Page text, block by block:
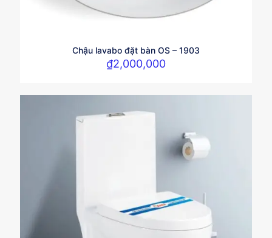
Chậu lavabo đặt bàn OS – 1903
₫2,000,000